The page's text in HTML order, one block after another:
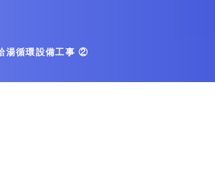
湯循環設備工事 ②